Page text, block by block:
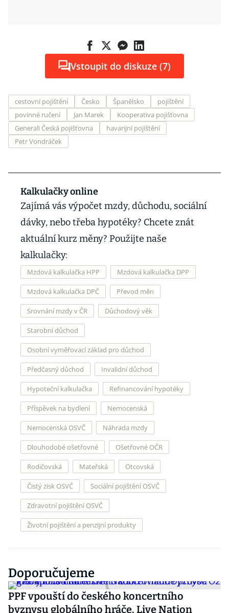
Vstoupit do diskuze (7)
cestovní pojištění Česko Španělsko
pojištění
povinné ručení
Jan Marek
Kooperativa pojišťovna
Generali Česká pojišťovna
havarijní pojištění
Petr Vondráček
Kalkulačky online
Zajímá vás výpočet mzdy, důchodu, sociální
dávky, nebo třeba hypotéky? Chcete znát
aktuální kurz měny? Použijte naše
kalkulačky:
Mzdová kalkulačka HPP Mzdová kalkulačka DPP
Mzdová kalkulačka DPČ Převod měn
Srovnání mzdy v ČR Důchodový věk
Starobní důchod
Osobní vyměřovací základ pro důchod
Předčasný důchod Invalidní důchod
Hypoteční kalkulačka Refinancování hypotéky
Příspěvek na bydlení Nemocenská
Nemocenská OSVČ Náhrada mzdy
Dlouhodobé ošetřovné Ošetřovné OČR
Rodičovská Mateřská Otcovská
Čistý zisk OSVČ Sociální pojištění OSVČ
Zdravotní pojištění OSVČ
Životní pojištění a penzijní produkty
Doporučujeme
PPF vpouští do českého koncertního
byznysu globálního hráče. Live Nation